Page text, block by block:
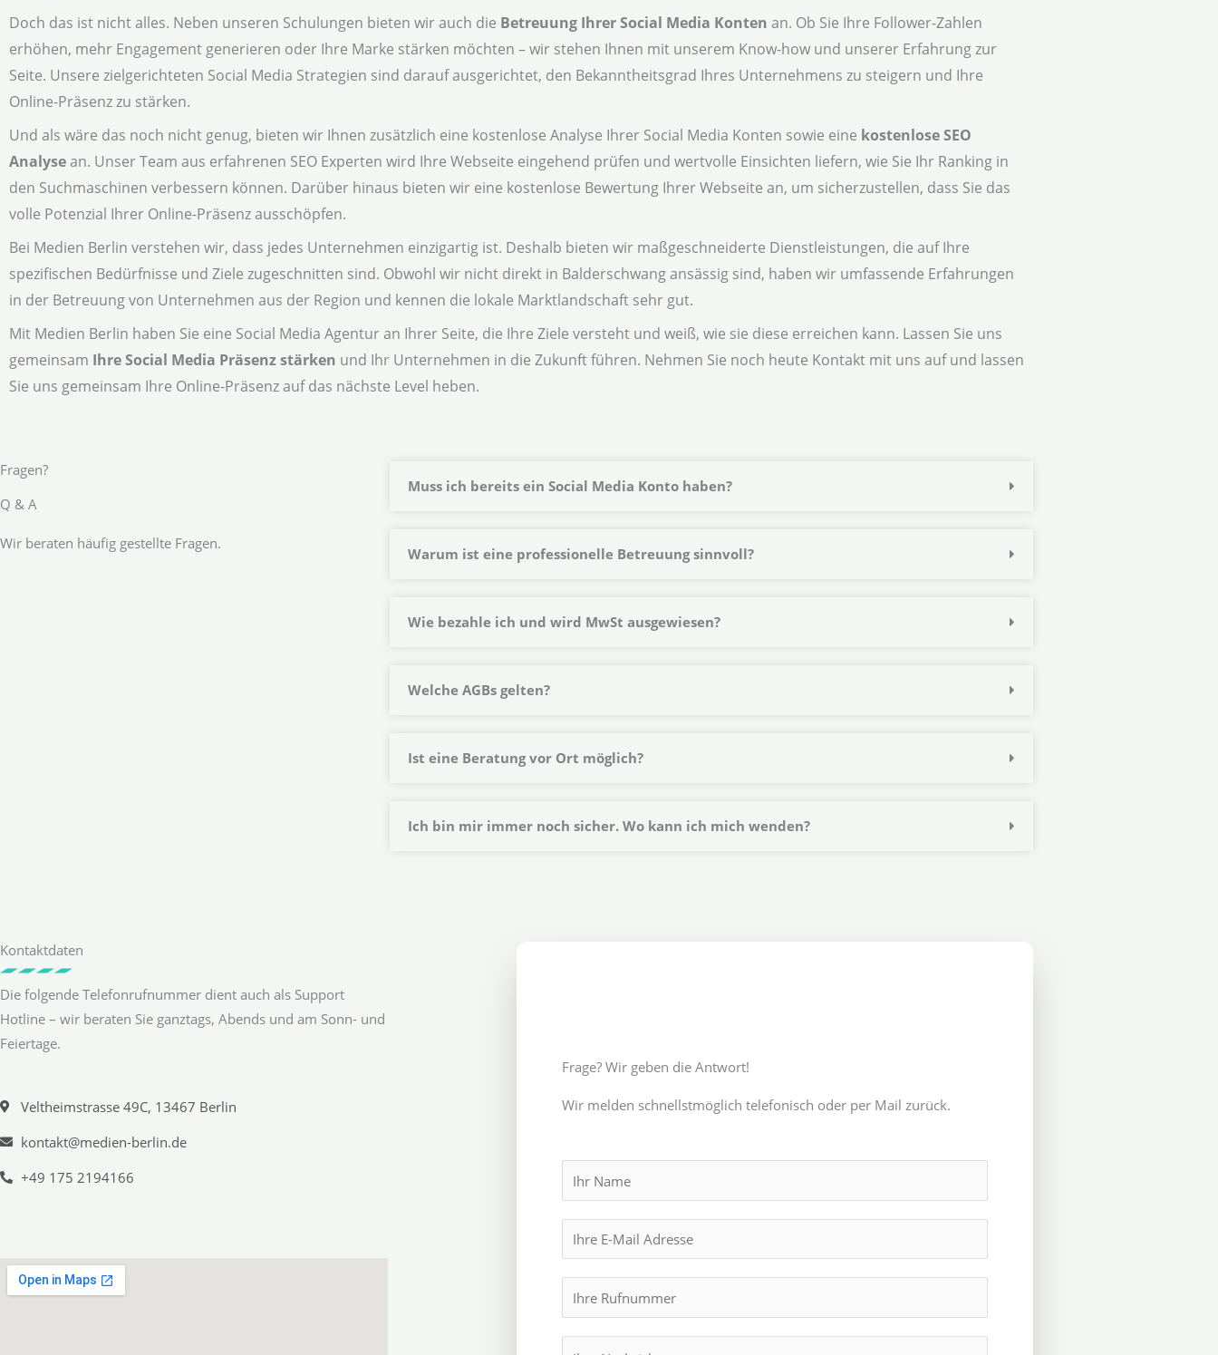
Doch das ist nicht alles. Neben unseren Schulungen bieten wir auch die Betreuung Ihrer Social Media Konten an. Ob Sie Ihre Follower-Zahlen
erhöhen, mehr Engagement generieren oder Ihre Marke stärken möchten – wir stehen Ihnen mit unserem Know-how und unserer Erfahrung zur
Seite. Unsere zielgerichteten Social Media Strategien sind darauf ausgerichtet, den Bekanntheitsgrad Ihres Unternehmens zu steigern und Ihre
Online-Präsenz zu stärken.
Und als wäre das noch nicht genug, bieten wir Ihnen zusätzlich eine kostenlose Analyse Ihrer Social Media Konten sowie eine kostenlose SEO
Analysean. Unser Team aus erfahrenen SEO Experten wird Ihre Webseite eingehend prüfen und wertvolle Einsichten liefern, wie Sie Ihr Ranking in
den Suchmaschinen verbessern können. Darüber hinaus bieten wir eine kostenlose Bewertung Ihrer Webseite an, um sicherzustellen, dass Sie das
volle Potenzial Ihrer Online-Präsenz ausschöpfen.
Bei Medien Berlin verstehen wir, dass jedes Unternehmen einzigartig ist. Deshalb bieten wir maßgeschneiderte Dienstleistungen, die auf Ihre
spezifischen Bedürfnisse und Ziele zugeschnitten sind. Obwohl wir nicht direkt in Balderschwang ansässig sind, haben wir umfassende Erfahrungen
in der Betreuung von Unternehmen aus der Region und kennen die lokale Marktlandschaft sehr gut.
Mit Medien Berlin haben Sie eine Social Media Agentur an Ihrer Seite, die Ihre Ziele versteht und weiß, wie sie diese erreichen kann. Lassen Sie uns
gemeinsam Ihre Social Media Präsenz stärken und Ihr Unternehmen in die Zukunft führen. Nehmen Sie noch heute Kontakt mit uns auf und lassen
Sie uns gemeinsam Ihre Online-Präsenz auf das nächste Level heben.
Fragen?
Q & A
Wir beraten häufig gestellte Fragen.
Muss ich bereits ein Social Media Konto haben?
Warum ist eine professionelle Betreuung sinnvoll?
Wie bezahle ich und wird MwSt ausgewiesen?
Welche AGBs gelten?
Ist eine Beratung vor Ort möglich?
Ich bin mir immer noch sicher. Wo kann ich mich wenden?
Kontaktdaten
Die folgende Telefonrufnummer dient auch als Support
Hotline – wir beraten Sie ganztags, Abends und am Sonn- und
Feiertage.
Veltheimstrasse 49C, 13467 Berlin
kontakt@medien-berlin.de
+49 175 2194166
Frage? Wir geben die Antwort!
Wir melden schnellstmöglich telefonisch oder per Mail zurück.
a
m
m
a
h
r